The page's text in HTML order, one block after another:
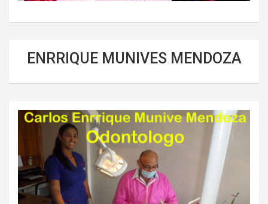
ENRRIQUE MUNIVES MENDOZA